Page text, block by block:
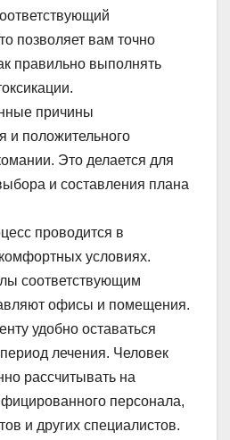
позволяет вам точно
правильно выполнять
причины
и положительного
Это делается для
и составления плана
проводится в
условиях.
соответствующим
офисы и помещения.
удобно оставаться
лечения. Человек
рассчитывать на
персонала,
и других специалистов.